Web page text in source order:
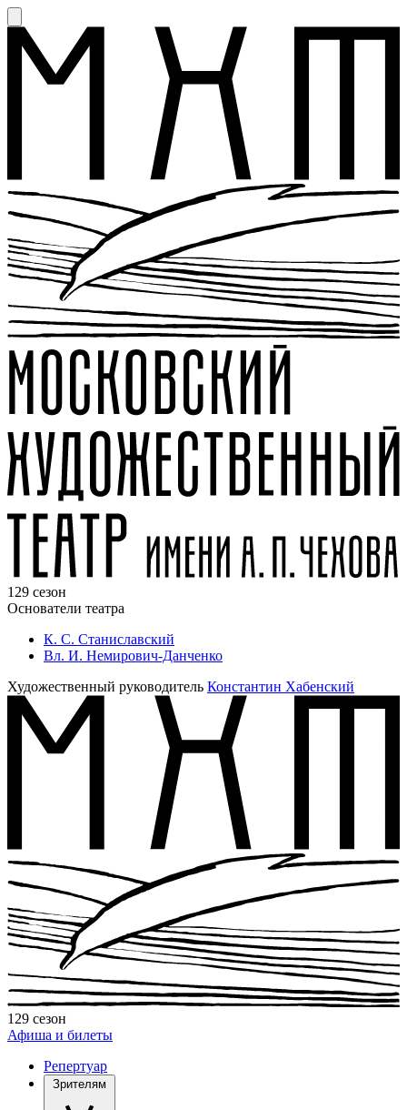
129 сезон
Основатели театра
К. С. Станиславский
Вл. И. Немирович-Данченко
Художественный руководитель Константин Хабенский
129 сезон
Афиша и билеты
Репертуар
Зрителям